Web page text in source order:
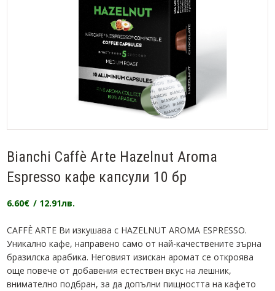
Bianchi Caffè Arte Hazelnut Aroma
Espresso кафе капсули 10 бр
6.60€ / 12.91лв.
CAFFÈ ARTE Ви изкушава с HAZELNUT AROMA ESPRESSO.
Уникално кафе, направено само от най-качествените зърна
бразилска арабика. Неговият изискан аромат се откроява
още повече от добавения естествен вкус на лешник,
внимателно подбран, за да допълни пищността на кафето